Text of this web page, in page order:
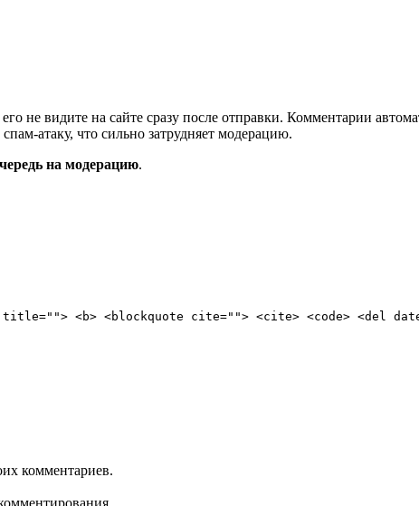
не видите на сайте сразу после отправки. Комментарии
атаку, что сильно затрудняет модерацию.
на модерацию.
<b> <blockquote cite=""> <cite> <code> <del
комментариев.